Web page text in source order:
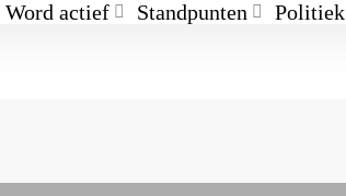
Word actief Standpunten Politiek